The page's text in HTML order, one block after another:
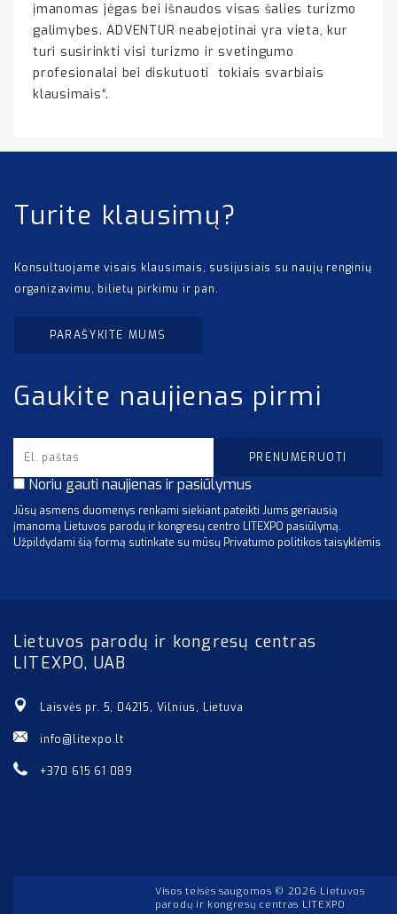
įmanomas jėgas bei išnaudos visas šalies turizmo
galimybes. ADVENTUR neabejotinai yra vieta, kur
turi susirinkti visi turizmo ir svetingumo
profesionalai bei diskutuoti tokiais svarbiais
klausimais“.
Turite klausimų?
Konsultuojame visais klausimais, susijusiais su naujų renginių
organizavimu, bilietų pirkimu ir pan.
PARAŠYKITE MUMS
Gaukite naujienas pirmi
Noriu gauti naujienas ir pasiūlymus
Jūsų asmens duomenys renkami siekiant pateikti Jums geriausią
įmanomą Lietuvos parodų ir kongresų centro LITEXPO pasiūlymą.
Užpildydami šią formą sutinkate su mūsų Privatumo politikos taisyklėmis
Lietuvos parodų ir kongresų centras
LITEXPO, UAB
Laisvės pr. 5, 04215, Vilnius, Lietuva
info@litexpo.lt
+370 615 61 089
Visos teisės saugomos © 2026 Lietuvos
parodų ir kongresų centras LITEXPO